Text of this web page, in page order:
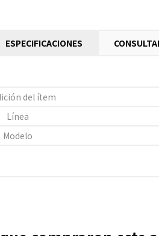
ESPECIFICACIONES
del ítem
Línea
Modelo